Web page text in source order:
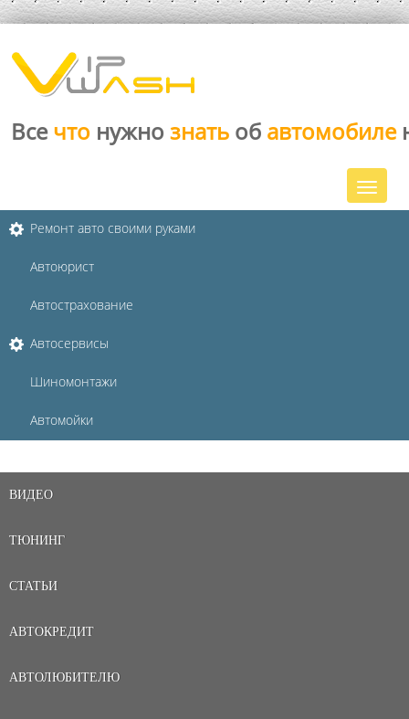
Все что нужно знать об автомобиле
Ремонт авто своими руками
Автоюрист
Автострахование
Автосервисы
Шиномонтажи
Автомойки
ВИДЕО
ТЮНИНГ
СТАТЬИ
АВТОКРЕДИТ
АВТОЛЮБИТЕЛЮ